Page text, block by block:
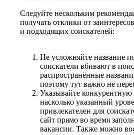
Следуйте нескольким
получать отклики от
и подходящих соискателей:
Не усложняйте название
соискатели вбивают в
распространённые
поэтому тут важно не
Указывайте конкурентную
насколько указанный
привлекателен для
сайт прямо во время
вакансии. Также можно